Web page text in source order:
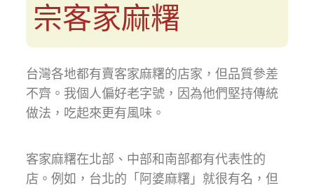
宗客家麻糬
台灣各地都有賣客家麻糬的店家，但品質參差
不齊。我個人偏好老字號，因為他們堅持傳統
做法，吃起來更有風味。
客家麻糬在北部、中部和南部都有代表性的
店。例如，台北的「阿婆麻糬」就很有名，但